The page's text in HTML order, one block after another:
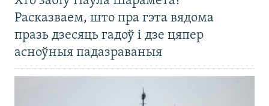
Расказваем, што пра гэта вядома
празь дзесяць гадоў і дзе цяпер
асноўныя падазраваныя